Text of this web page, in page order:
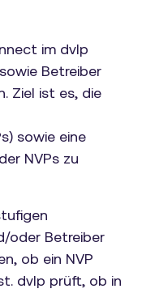
im dvlp
Betreiber
Ziel ist es, die
sowie eine
NVPs zu
oder Betreiber
ob ein NVP
dvlp prüft, ob in